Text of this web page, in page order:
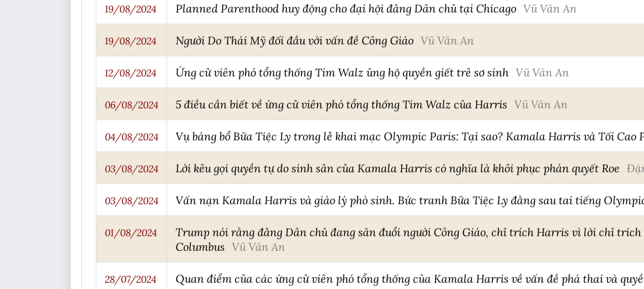
19/08/2024 Planned Parenthood huy động cho đại hội đảng Dân chủ tại Chicago Vũ Văn An
19/08/2024 Người Do Thái Mỹ đối đầu với vấn đề Công Giáo Vũ Văn An
12/08/2024 Ứng cử viên phó tổng thống Tim Walz ủng hộ quyền giết trẻ sơ sinh Vũ Văn An
06/08/2024 5 điều cần biết về ứng cử viên phó tổng thống Tim Walz của Harris Vũ Văn An
04/08/2024 Vụ báng bổ Bữa Tiệc Ly trong lễ khai mạc Olympic Paris: Tại sao? Kamala Harris và Tối Cao
03/08/2024 Lời kêu gọi quyền tự do sinh sản của Kamala Harris có nghĩa là khôi phục phán quyết Roe
03/08/2024 Vấn nạn Kamala Harris và giáo lý phò sinh. Bức tranh Bữa Tiệc Ly đằng sau tai tiếng
01/08/2024
Trump nói rằng đảng Dân chủ đang săn đuổi người Công Giáo, chỉ trích Harris vì lời chỉ trích
Columbus Vũ Văn An
28/07/2024 Quan điểm của các ứng cử viên phó tổng thống của Kamala Harris về vấn đề phá thai và